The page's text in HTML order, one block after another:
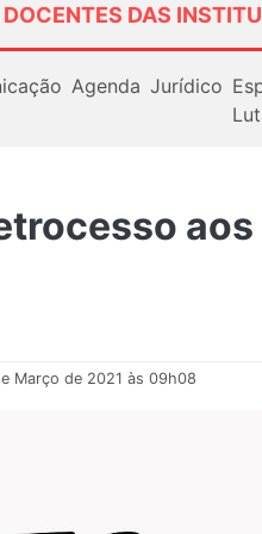
DAS
Agenda Jurídico
aos
Março de 2021 às 09h08